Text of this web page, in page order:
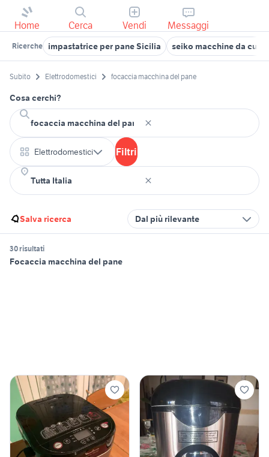
Home Cerca Vendi Messaggi
Ricerche impastatrice per pane Sicilia seiko macchine da
Subito Elettrodomestici focaccia macchina del pane
Cosa cerchi?
Elettrodomestici Filtri
Salva ricerca Dal più rilevante
30 risultati
Focaccia macchina del pane